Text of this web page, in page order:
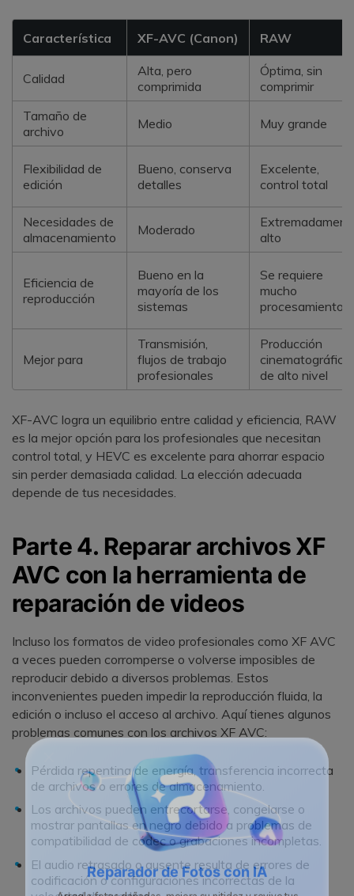
Característica XF-AVC (Canon) RAW
Calidad
Alta, pero
comprimida
Óptima, sin
comprimir
Tamaño de
archivo
Medio Muy grande
Flexibilidad de
edición
Bueno, conserva
detalles
Excelente,
control total
Necesidades de
almacenamiento
Moderado
alto
Eficiencia de
reproducción
Bueno en la
mayoría de los
sistemas
Se requiere
mucho
procesamiento
Mejor para
Transmisión,
flujos de trabajo
profesionales
Producción
cinematográfica
de alto nivel
XF-AVC logra un equilibrio entre calidad y eficiencia, RAW
es la mejor opción para los profesionales que necesitan
control total, y HEVC es excelente para ahorrar espacio
sin perder demasiada calidad. La elección adecuada
depende de tus necesidades.
Parte 4. Reparar archivos XF
AVC con la herramienta de
reparación de videos
Incluso los formatos de video profesionales como XF AVC
a veces pueden corromperse o volverse imposibles de
reproducir debido a diversos problemas. Estos
inconvenientes pueden impedir la reproducción fluida, la
edición o incluso el acceso al archivo. Aquí tienes algunos
problemas comunes con los archivos XF AVC:
Pérdida repentina de energía, transferencia incorrecta
de archivos o errores de almacenamiento.
Los archivos pueden entrecortarse, congelarse o
mostrar pantallas en negro debido a problemas de
compatibilidad de códec o grabaciones incompletas.
El audio retrasado o ausente resulta de errores de
codificación o configuraciones incorrectas de la